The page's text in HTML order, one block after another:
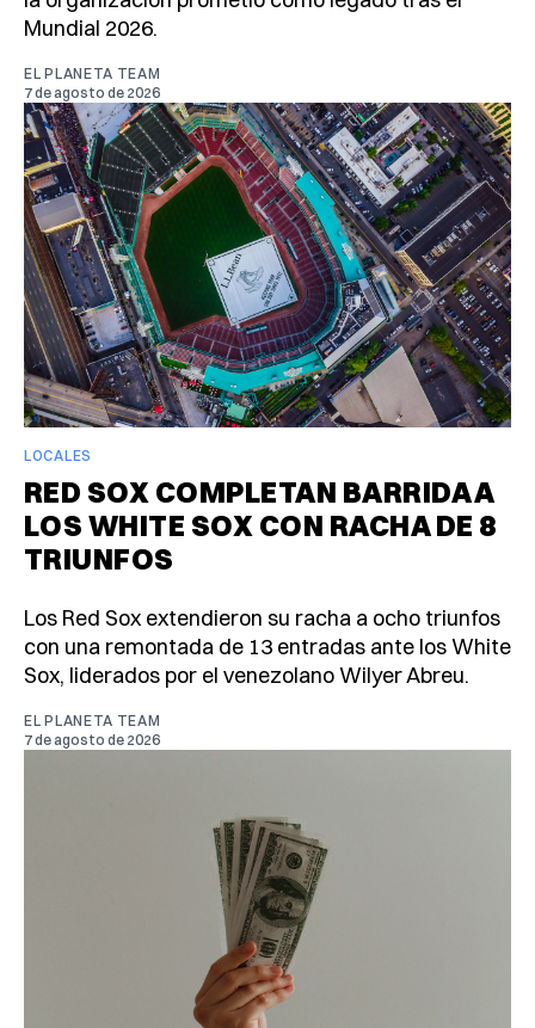
Mundial 2026.
EL PLANETA TEAM
7 de agosto de 2026
LOCALES
RED SOX COMPLETAN BARRIDA A
LOS WHITE SOX CON RACHA DE 8
TRIUNFOS
Los Red Sox extendieron su racha a ocho triunfos
con una remontada de 13 entradas ante los White
Sox, liderados por el venezolano Wilyer Abreu.
EL PLANETA TEAM
7 de agosto de 2026